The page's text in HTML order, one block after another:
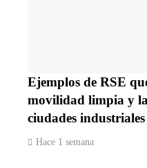
Ejemplos de RSE
movilidad limpia y la
ciudades
Hace 1 semana